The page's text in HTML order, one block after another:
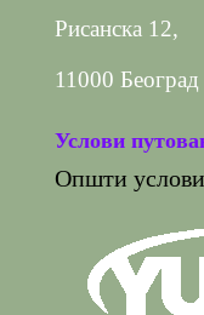
Рисанска 12,
11000 Београд
Услови
Општи